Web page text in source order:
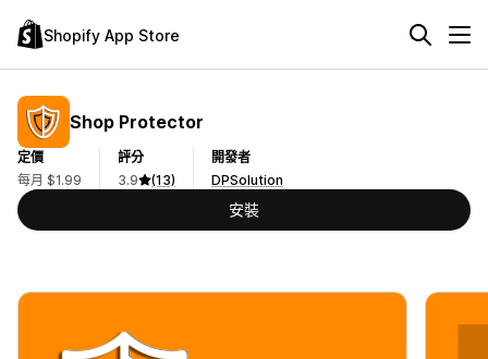
Shopify App Store
Shop Protector
定價
每月 $1.99
評分
3.9
(13)
開發者
DPSolution
安裝